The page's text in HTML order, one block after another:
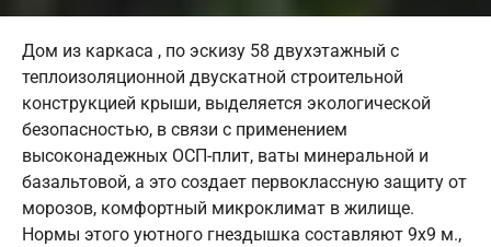
Дом из каркаса , по эскизу 58 двухэтажный с
теплоизоляционной двускатной строительной
конструкцией крыши, выделяется экологической
безопасностью, в связи с применением
высоконадежных ОСП-плит, ваты минеральной и
базальтовой, а это создает первоклассную защиту от
морозов, комфортный микроклимат в жилище.
Нормы этого уютного гнездышка составляют 9х9 м.,